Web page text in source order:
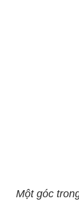
Một góc